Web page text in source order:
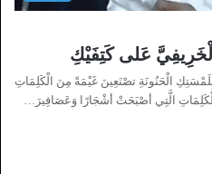
عَلى كَتِفَيْكِ
الْحَنُونَةِ تصْنَعِينَ غَيْمَةً مِنَ الْكَلِمَاتِ
الْكَلِمَاتِ الَّتِي أصْبَحَتْ أشْجَارًا وَعَصَافِيرَ…